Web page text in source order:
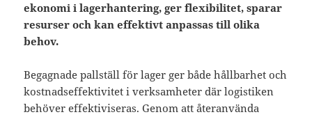
ekonomi i lagerhantering, ger flexibilitet, sparar
resurser och kan effektivt anpassas till olika
behov.
Begagnade pallställ för lager ger både hållbarhet och
kostnadseffektivitet i verksamheter där logistiken
behöver effektiviseras. Genom att återanvända